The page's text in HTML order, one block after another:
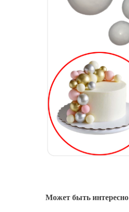
Может быть интересно